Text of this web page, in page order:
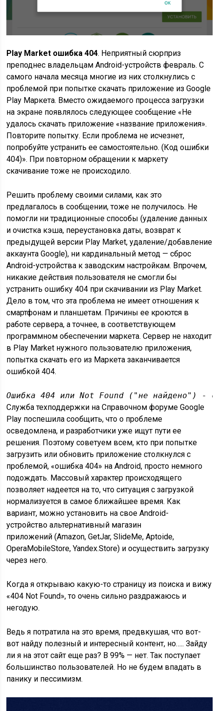
Play Market ошибка 404. Неприятный сюрприз
преподнес владельцам Android-устройств февраль. С
самого начала месяца многие из них столкнулись с
проблемой при попытке скачать приложение из Google
Play Маркета. Вместо ожидаемого процесса загрузки
на экране появлялось следующее сообщение «Не
удалось скачать приложение «название приложения».
Повторите попытку. Если проблема не исчезнет,
попробуйте устранить ее самостоятельно. (Код ошибки
404)». При повторном обращении к маркету
скачивание тоже не происходило.
Решить проблему своими силами, как это
предлагалось в сообщении, тоже не получилось. Не
помогли ни традиционные способы (удаление данных
иочистка кэша, переустановка даты, возврат к
предыдущей версии Play Market,удаление/добавление
аккаунта Google), ни кардинальный метод — сброс
Android-устройства кзаводским настройкам. Впрочем,
никакие действия пользователя не смогли бы
устранить ошибку 404 при скачивании из Play Market.
Дело в том, что эта проблема не имеет отношения к
смартфонам и планшетам. Причины ее кроются в
работе сервера, а точнее, в соответствующем
программном обеспечении маркета. Сервер не находит
в Play Market нужного пользователю приложения,
попытка скачать его из Маркета заканчивается
ошибкой 404.
Ошибка 404 или Not Found ("не найдено") -
Служба техподдержки на Справочном форуме Google
Play поспешила сообщить, что о проблеме
осведомлена, и разработчики уже ищут пути ее
решения. Поэтому советуем всем, кто при попытке
загрузить или обновить приложение столкнулся с
проблемой, «ошибка 404» на Android, просто немного
подождать. Массовый характер происходящего
позволяет надеется на то, что ситуация с загрузкой
нормализуется в самое ближайшее время. Как
вариант, можно установить на свое Android-
устройство альтернативный магазин
приложений (Amazon, GetJar, SlideMe,Aptoide,
OperaMobileStore,Yandex.Store) и осуществить загрузку
через него.
Когда я открываю какую-то страницу из поиска и вижу
«404 Not Found», то очень сильно раздражаюсь и
негодую.
Ведь я потратила на это время, предвкушая, что вот-
вот найду полезный и интересный контент, но….. Зайду
ли я на этот сайт еще раз? В 99% — нет. Так поступает
большинство пользователей. Но не будем впадать в
панику и пессимизм.